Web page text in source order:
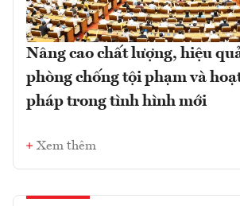
Nâng cao chất lượng, hiệu
phòng chống tội phạm và
pháp trong tình hình mới
Xem thêm